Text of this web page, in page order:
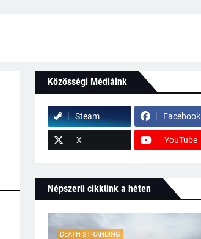
Közösségi Médiáink
Steam Facebook
X YouTube
Népszerű cikkünk a héten
DEATH STRANDING